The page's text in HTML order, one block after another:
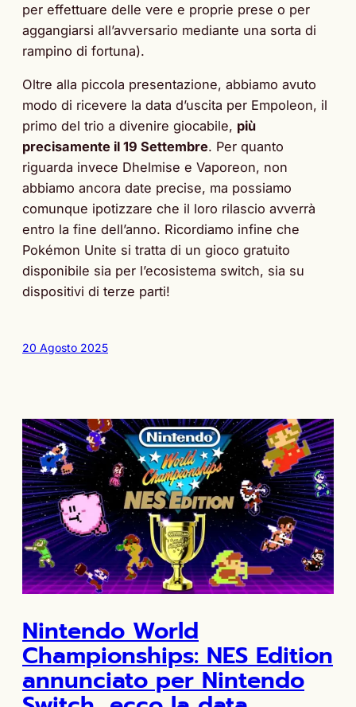
per effettuare delle vere e proprie prese o per
aggangiarsi all’avversario mediante una sorta di
rampino di fortuna).
Oltre alla piccola presentazione, abbiamo avuto
modo di ricevere la data d’uscita per Empoleon, il
primo del trio a divenire giocabile, più
precisamente il 19 Settembre. Per quanto
riguarda invece Dhelmise e Vaporeon, non
abbiamo ancora date precise, ma possiamo
comunque ipotizzare che il loro rilascio avverrà
entro la fine dell’anno. Ricordiamo infine che
Pokémon Unite si tratta di un gioco gratuito
disponibile sia per l’ecosistema switch, sia su
dispositivi di terze parti!
20 Agosto 2025
Nintendo World
Championships: NES Edition
annunciato per Nintendo